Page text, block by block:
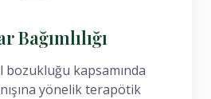
Bağımlılığı
kapsamında
yönelik terapötik